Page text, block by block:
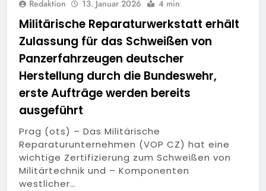
Redaktion 13. Januar 2026 4 min
Militärische Reparaturwerkstatt erhält
Zulassung für das Schweißen von
Panzerfahrzeugen deutscher
Herstellung durch die Bundeswehr,
erste Aufträge werden bereits
ausgeführt
Prag (ots) – Das Militärische
Reparaturunternehmen (VOP CZ) hat eine
wichtige Zertifizierung zum Schweißen von
Militärtechnik und – Komponenten
westlicher…